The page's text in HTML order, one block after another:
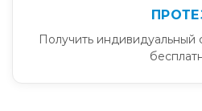
Получить индивидуальный